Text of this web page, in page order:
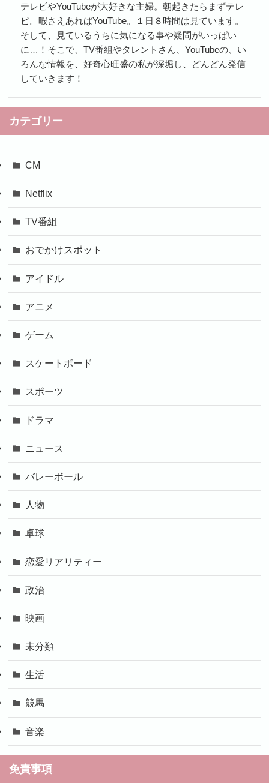
テレビやYouTubeが大好きな主婦。朝起きたらまずテレ
ビ。暇さえあればYouTube。１日８時間は見ています。
そして、見ているうちに気になる事や疑問がいっぱい
に…！そこで、TV番組やタレントさん、YouTubeの、い
ろんな情報を、好奇心旺盛の私が深堀し、どんどん発信
していきます！
カテゴリー
CM
Netflix
TV番組
おでかけスポット
アイドル
アニメ
ゲーム
スケートボード
スポーツ
ドラマ
ニュース
バレーボール
人物
卓球
恋愛リアリティー
政治
映画
未分類
生活
競馬
音楽
免責事項